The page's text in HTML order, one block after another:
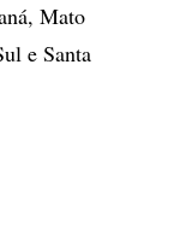
Mato
e Santa